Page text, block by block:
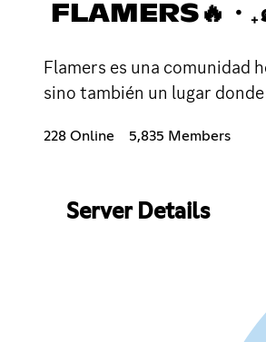
FLAMERS🔥・₊
Flamers es una comunidad
sino también un lugar
228 Online 5,835 Members
Server Details